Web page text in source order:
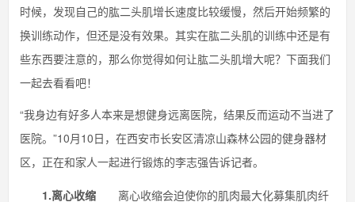
时候，发现自己的肱二头肌增长速度比较缓慢，然后开始频繁的
换训练动作，但还是没有效果。其实在肱二头肌的训练中还是有
些东西要注意的，那么你觉得如何让肱二头肌增大呢？下面我们
一起去看看吧！
“我身边有好多人本来是想健身远离医院，结果反而运动不当进了
医院。”10月10日，在西安市长安区清凉山森林公园的健身器材
区，正在和家人一起进行锻炼的李志强告诉记者。
1.离心收缩 离心收缩会迫使你的肌肉最大化募集肌肉纤